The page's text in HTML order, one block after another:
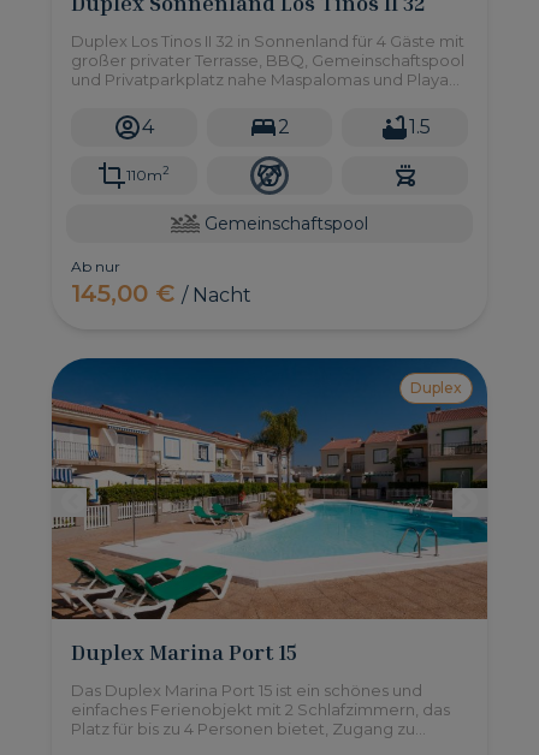
Duplex Los Tinos II 32 in Sonnenland für 4 Gäste mit
großer privater Terrasse, BBQ, Gemeinschaftspool
und Privatparkplatz nahe Maspalomas und Playa
4 2 1.5
110m2
Gemeinschaftspool
Ab nur
145,00 €/ Nacht
Duplex
Duplex Marina Port 15
Das Duplex Marina Port 15 ist ein schönes und
einfaches Ferienobjekt mit 2 Schlafzimmern, das
Platz für bis zu 4 Personen bietet, Zugang zu